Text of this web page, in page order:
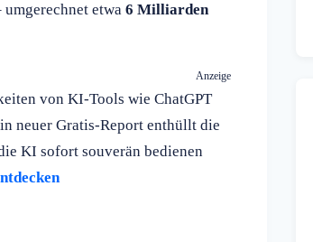
umgerechnet etwa 6 Milliarden
Anzeige
von KI-Tools wie ChatGPT
neuer Gratis-Report enthüllt die
KI sofort souverän bedienen